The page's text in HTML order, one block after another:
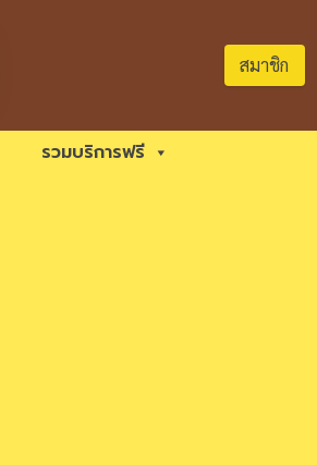
สมาชิก
รวมบริการฟรี